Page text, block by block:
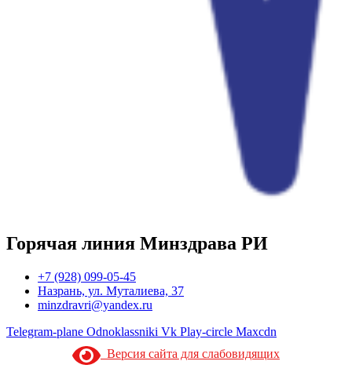
Горячая линия Минздрава РИ
+7 (928) 099-05-45
Назрань, ул. Муталиева, 37
minzdravri@yandex.ru
Telegram-plane Odnoklassniki Vk Play-circle Maxcdn
Версия сайта для слабовидящих